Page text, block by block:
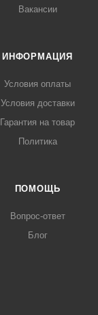
Вакансии
ИНФОРМАЦИЯ
Условия оплаты
Условия доставки
Гарантия на товар
Политика
ПОМОЩЬ
Вопрос-ответ
Блог